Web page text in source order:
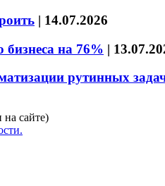
| 14.07.2026
на 76% |
рутинных
на сайте)